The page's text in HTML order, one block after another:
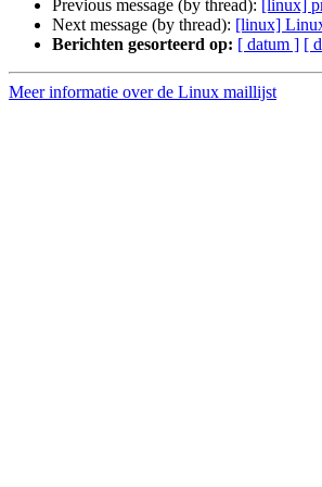
Previous message (by thread): [linux]
Next message (by thread): [linux]
Berichten gesorteerd op: [ datum ] [
Meer informatie over de Linux maillijst